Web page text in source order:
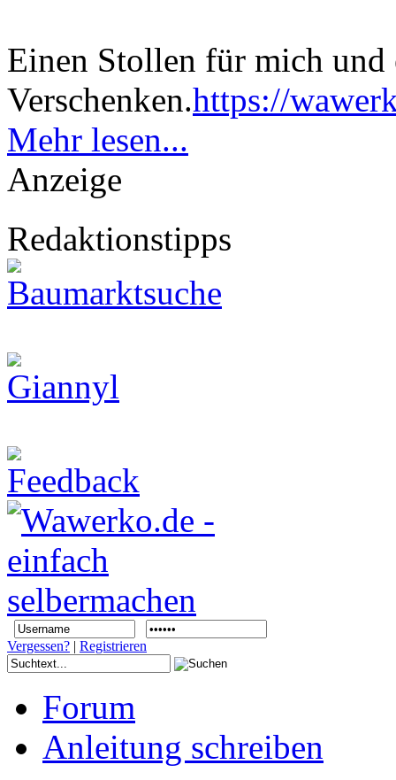
Einen Stollen für mich und
Verschenken.https://
Mehr lesen...
Anzeige
Redaktionstipps
Vergessen? | Registrieren
Forum
Anleitung schreiben